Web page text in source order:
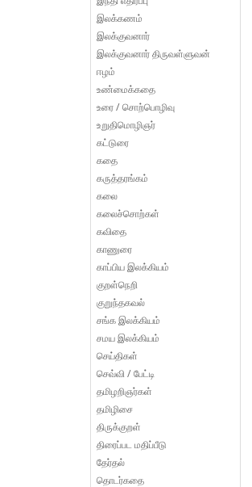
இலக்கணம்
இலக்குவனார்
இலக்குவனார் திருவள்ளுவன்
ஈழம்
உண்மைக்கதை
உரை / சொற்பொழிவு
உறுதிமொழிஞர்
கட்டுரை
கதை
கருத்தரங்கம்
கலை
கலைச்சொற்கள்
கவிதை
காணுரை
காப்பிய இலக்கியம்
குறள்நெறி
குறுந்தகவல்
சங்க இலக்கியம்
சமய இலக்கியம்
செய்திகள்
செவ்வி / பேட்டி
தமிழறிஞர்கள்
தமிழிசை
திருக்குறள்
திரைப்பட மதிப்பீடு
தேர்தல்
தொடர்கதை